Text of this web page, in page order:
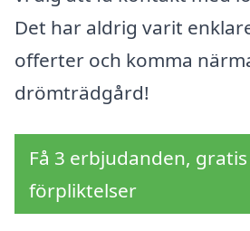
Det har aldrig varit
offerter och komma
drömträdgård!
Få 3 erbjudanden,
förpliktelser